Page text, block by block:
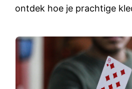
ontdek hoe je prachtige